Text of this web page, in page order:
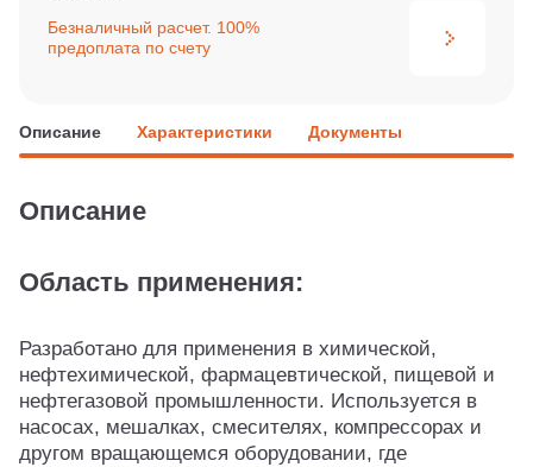
Безналичный расчет. 100%
предоплата по счету
Описание Характеристики Документы
Описание
Область применения:
Разработано для применения в химической,
нефтехимической, фармацевтической, пищевой и
нефтегазовой промышленности. Используется в
насосах, мешалках, смесителях, компрессорах и
другом вращающемся оборудовании, где